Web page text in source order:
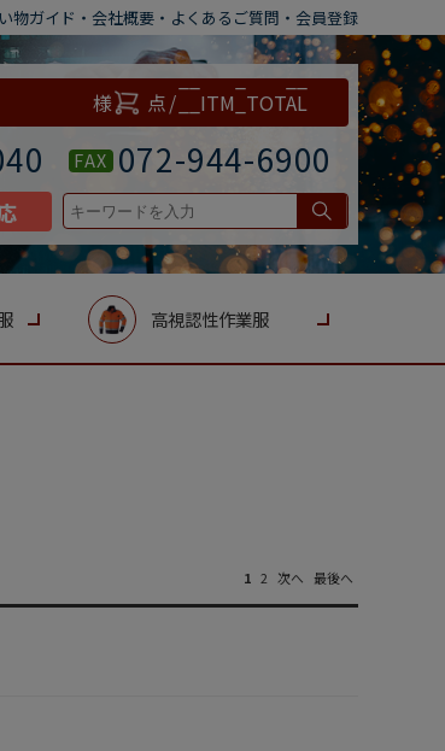
物ガイド ・会社概要 ・よくあるご質問 ・会員登録
様
__ITM_CNT__
点/ __ITM_TOTAL
__円
FAX 072-944-6900
高視認性作業服
1 2 次へ 最後へ